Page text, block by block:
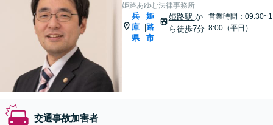
姫路あゆむ法律事務所
兵
庫
県
|
姫
路
市
姫路駅 か
ら徒歩7分
営業時間：09:30~1
8:00（平日）
交通事故加害者